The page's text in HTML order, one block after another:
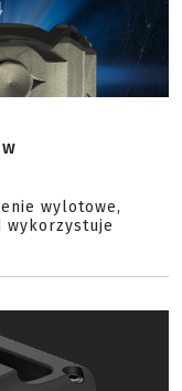
wylotowe,
wykorzystuje